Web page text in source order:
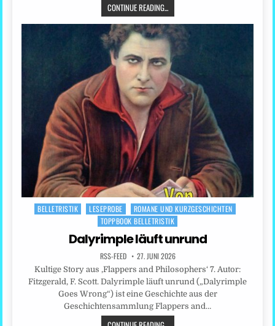
CONTINUE READING...
Posted
BELLETRISTIK LESEPROBE
ROMANE UND KURZGESCHICHTEN
TOPPBOOK BELLETRISTIK
Dalyrimple läuft unrund
RSS-FEED 27. JUNI 2026
Kultige Story aus ‚Flappers and Philosophers‘ 7. Autor:
Fitzgerald, F. Scott. Dalyrimple läuft unrund („Dalyrimple
Goes Wrong“) ist eine Geschichte aus der
Geschichtensammlung Flappers and…